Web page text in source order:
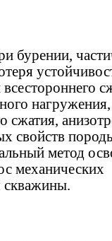
бурении,
нагружения,
сжатия,
свойств
метод
механических
скважины.